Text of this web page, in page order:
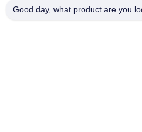
Good day, what product are you